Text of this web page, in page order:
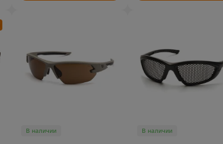
В наличии В наличии